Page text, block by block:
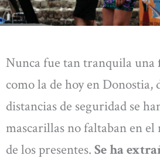
Nunca fue tan tranquila una
como la de hoy en Donostia,
distancias de seguridad se
mascarillas no faltaban en
de los presentes. Se ha